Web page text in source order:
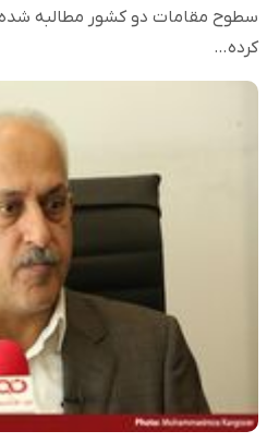
سطوح مقامات دو کشور مطالبه شده
کرده…